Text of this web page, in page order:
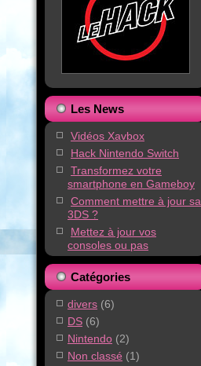
Les News
Vidéos Xavbox
Hack Nintendo Switch
Transformez votre
smartphone en Gameboy
Comment mettre à jour sa
3DS ?
Mettez à jour vos
consoles ou pas
Catégories
divers (6)
DS (6)
Nintendo (2)
Non classé (1)